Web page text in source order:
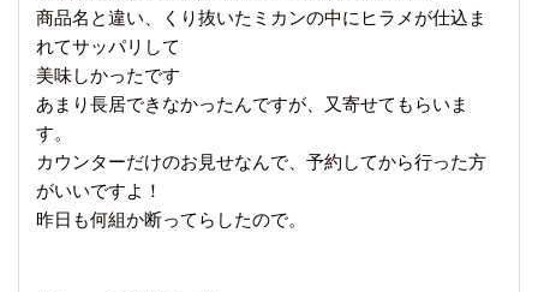
商品名と違い、くり抜いたミカンの中にヒラメが仕込ま
れてサッパリして
美味しかったです
あまり長居できなかったんですが、又寄せてもらいま
す。
カウンターだけのお見せなんで、予約してから行った方
がいいですよ！
昨日も何組か断ってらしたので。